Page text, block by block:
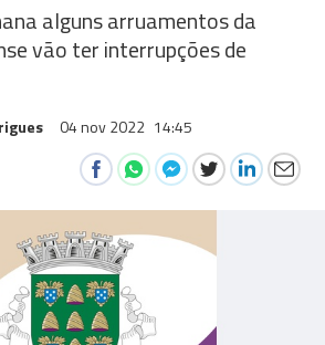
alguns arruamentos da
vão ter interrupções de
04 nov 2022 14:45